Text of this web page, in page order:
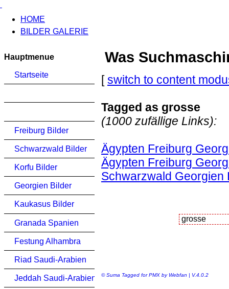
HOME
BILDER GALERIE
Hauptmenue
Startseite
Freiburg Bilder
Schwarzwald Bilder
Korfu Bilder
Georgien Bilder
Kaukasus Bilder
Granada Spanien
Festung Alhambra
Riad Saudi-Arabien
Jeddah Saudi-Arabien
Was
[switch to content
Tagged as grosse
(1000 zufällige Links):
Ägypten Freiburg
Ägypten Freiburg
Schwarzwald Georgien
© Suma Tagged for PMX by Webfan | V.4.0.2